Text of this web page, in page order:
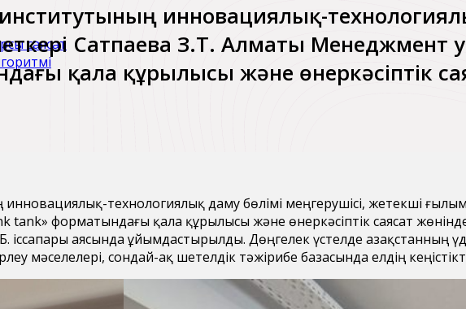
саясат
инновациялық-
Сатпаева З.Т. Алматы Менеджмент
қала құрылысы және өнеркәсіптік
технологиялық даму бөлімі меңгерушісі, жетекші
tank» форматындағы қала құрылысы және өнеркәсіптік саясат
іссапары аясында ұйымдастырылды. Дөңгелек үстелде Қазақстанның
мәселелері, сондай-ақ шетелдік тәжірибе базасында елдің